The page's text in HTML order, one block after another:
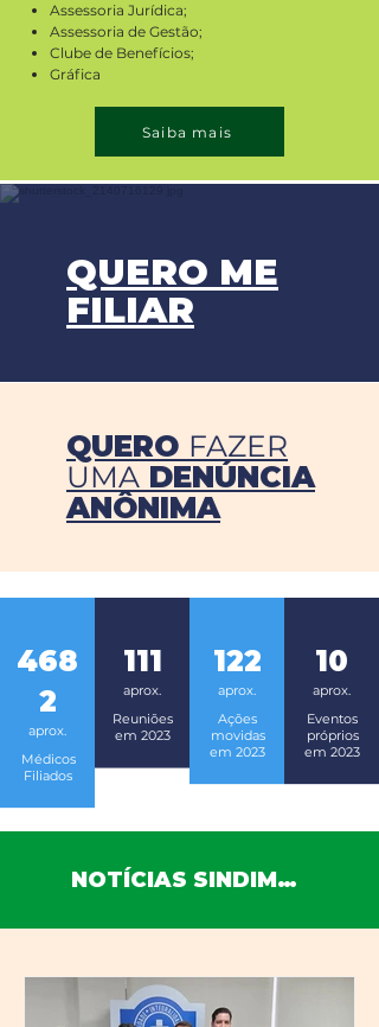
Assessoria Jurídica;
Assessoria de Gestão;
Clube de Benefícios;
Gráfica
Saiba mais
QUERO ME
FILIAR
QUERO FAZER
UMA DENÚNCIA
ANÔNIMA
468
2
aprox.
Médicos
Filiados
111
aprox.
Reuniões
em 2023
122
aprox.
Ações
movidas
em 2023
10
aprox.
Eventos
próprios
em 2023
NOTÍCIAS SINDIMED